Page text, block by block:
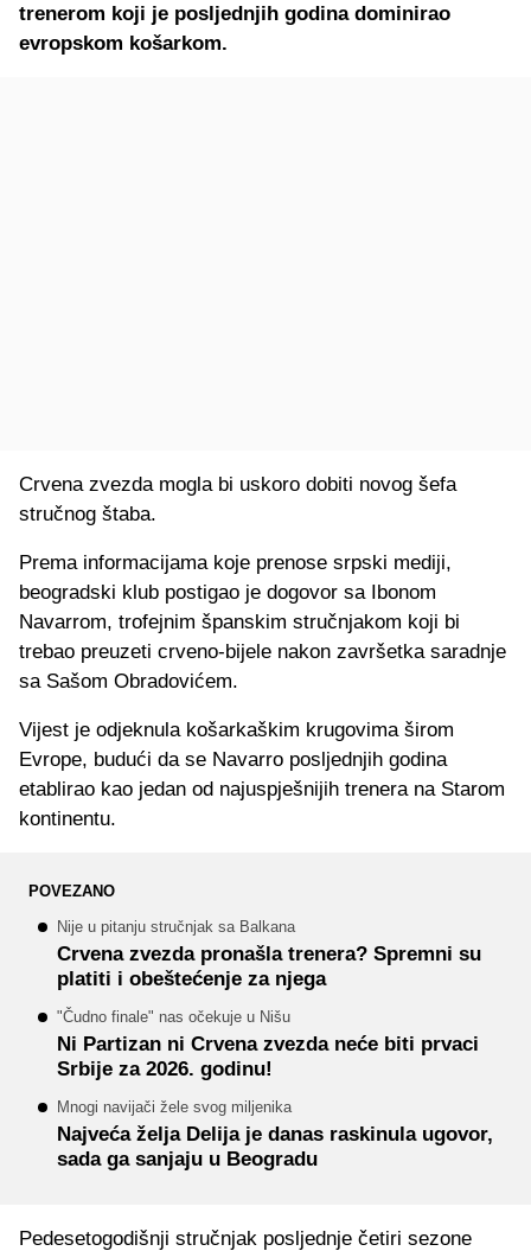
trenerom koji je posljednjih godina dominirao
evropskom košarkom.
Crvena zvezda mogla bi uskoro dobiti novog šefa
stručnog štaba.
Prema informacijama koje prenose srpski mediji,
beogradski klub postigao je dogovor sa Ibonom
Navarrom, trofejnim španskim stručnjakom koji bi
trebao preuzeti crveno-bijele nakon završetka saradnje
sa Sašom Obradovićem.
Vijest je odjeknula košarkaškim krugovima širom
Evrope, budući da se Navarro posljednjih godina
etablirao kao jedan od najuspješnijih trenera na Starom
kontinentu.
POVEZANO
Nije u pitanju stručnjak sa Balkana
Crvena zvezda pronašla trenera? Spremni su
platiti i obeštećenje za njega
"Čudno finale" nas očekuje u Nišu
Ni Partizan ni Crvena zvezda neće biti prvaci
Srbije za 2026. godinu!
Mnogi navijači žele svog miljenika
Najveća želja Delija je danas raskinula ugovor,
sada ga sanjaju u Beogradu
Pedesetogodišnji stručnjak posljednje četiri sezone